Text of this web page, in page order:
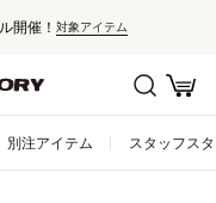
セール対象外アイテムは10%ポ
別注アイテム スタッフス